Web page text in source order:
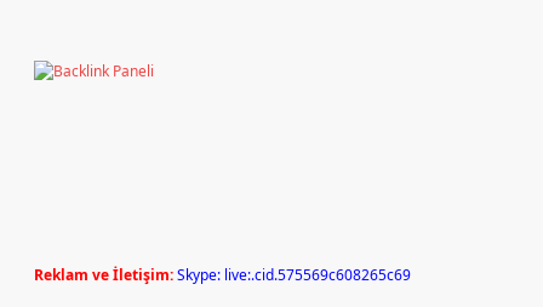
Reklam ve İletişim:Skype: live:.cid.575569c608265c69